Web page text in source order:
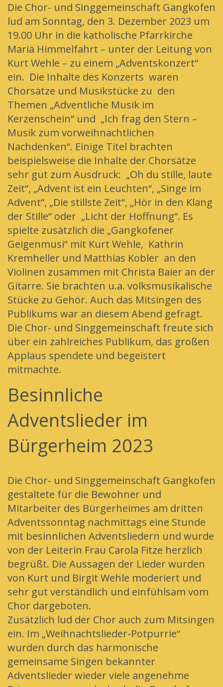
Die Chor- und Singgemeinschaft Gangkofen
lud am Sonntag, den 3. Dezember 2023 um
19.00 Uhr in die katholische Pfarrkirche
Mariä Himmelfahrt – unter der Leitung von
Kurt Wehle – zu einem „Adventskonzert“
ein. Die Inhalte des Konzerts waren
Chorsätze und Musikstücke zu den
Themen „Adventliche Musik im
Kerzenschein“ und „Ich frag den Stern –
Musik zum vorweihnachtlichen
Nachdenken“. Einige Titel brachten
beispielsweise die Inhalte der Chorsätze
sehr gut zum Ausdruck: „Oh du stille, laute
Zeit“, „Advent ist ein Leuchten“, „Singe im
Advent“, „Die stillste Zeit“, „Hör in den Klang
der Stille“ oder „Licht der Hoffnung“. Es
spielte zusätzlich die „Gangkofener
Geigenmusi“ mit Kurt Wehle, Kathrin
Kremheller und Matthias Kobler an den
Violinen zusammen mit Christa Baier an der
Gitarre. Sie brachten u.a. volksmusikalische
Stücke zu Gehör. Auch das Mitsingen des
Publikums war an diesem Abend gefragt.
Die Chor- und Singgemeinschaft freute sich
über ein zahlreiches Publikum, das großen
Applaus spendete und begeistert
mitmachte.
Besinnliche
Adventslieder im
Bürgerheim 2023
Die Chor- und Singgemeinschaft Gangkofen
gestaltete für die Bewohner und
Mitarbeiter des Bürgerheimes am dritten
Adventssonntag nachmittags eine Stunde
mit besinnlichen Adventsliedern und wurde
von der Leiterin Frau Carola Fitze herzlich
begrüßt. Die Aussagen der Lieder wurden
von Kurt und Birgit Wehle moderiert und
sehr gut verständlich und einfühlsam vom
Chor dargeboten.
Zusätzlich lud der Chor auch zum Mitsingen
ein. Im „Weihnachtslieder-Potpurrie“
wurden durch das harmonische
gemeinsame Singen bekannter
Adventslieder wieder viele angenehme